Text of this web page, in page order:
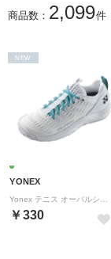
商品数： 2,099件
YONEX
￥330
NEW